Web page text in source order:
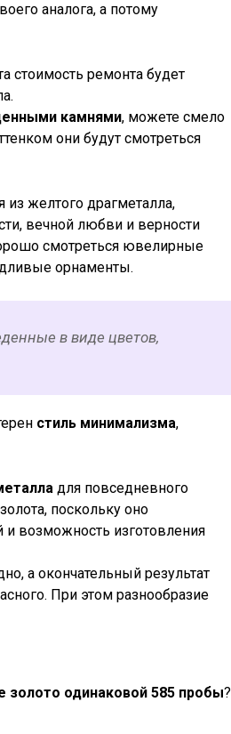
аналога, а потому
стоимость ремонта будет
камнями, можете смело
они будут смотреться
из желтого драгметалла,
вечной любви и верности
смотреться ювелирные
орнаменты.
в виде цветов,
стиль минимализма,
для повседневного
поскольку оно
и возможность изготовления
а окончательный результат
При этом разнообразие
золото одинаковой 585 пробы?